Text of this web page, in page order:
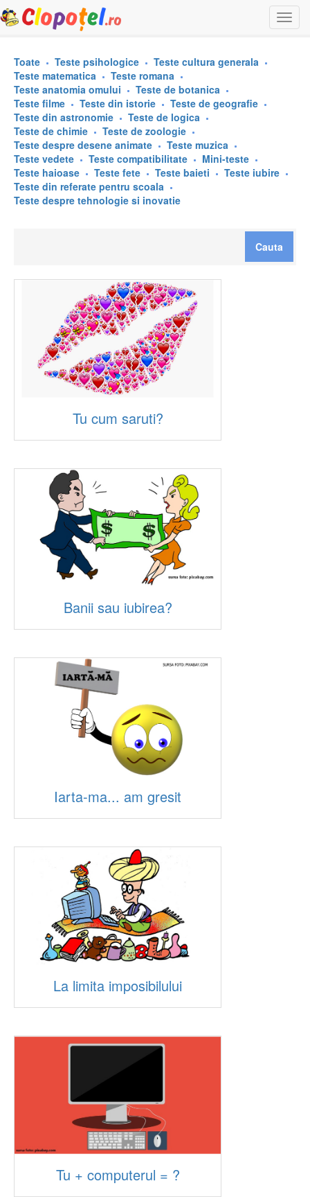
Toate Teste psihologice
Teste cultura generala
Teste matematica
Teste romana
Teste anatomia omului
Teste de botanica
Teste filme
Teste din istorie
Teste de geografie
Teste din astronomie
Teste de logica
Teste de chimie
Teste de zoologie
Teste despre desene animate
Teste muzica
Teste vedete
Teste compatibilitate
Mini-teste
Teste haioase
Teste fete Teste baieti
Teste iubire
Teste din referate pentru scoala
Teste despre tehnologie si inovatie
Tu cum saruti?
Banii sau iubirea?
Iarta-ma... am gresit
La limita imposibilului
Tu + computerul = ?